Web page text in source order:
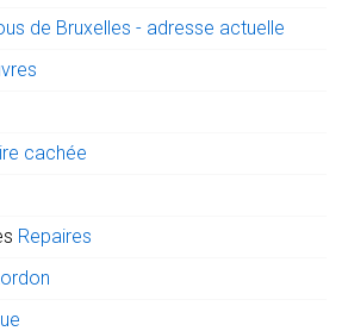
de Bruxelles - adresse actuelle
cachée
Repaires